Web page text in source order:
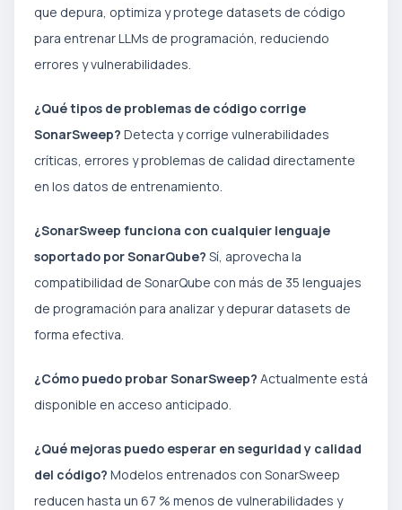
que depura, optimiza y protege datasets de código
para entrenar LLMs de programación, reduciendo
errores y vulnerabilidades.
¿Qué tipos de problemas de código corrige
SonarSweep? Detecta y corrige vulnerabilidades
críticas, errores y problemas de calidad directamente
en los datos de entrenamiento.
¿SonarSweep funciona con cualquier lenguaje
soportado por SonarQube? Sí, aprovecha la
compatibilidad de SonarQube con más de 35 lenguajes
de programación para analizar y depurar datasets de
forma efectiva.
¿Cómo puedo probar SonarSweep? Actualmente está
disponible en acceso anticipado.
¿Qué mejoras puedo esperar en seguridad y calidad
del código? Modelos entrenados con SonarSweep
reducen hasta un 67 % menos de vulnerabilidades y